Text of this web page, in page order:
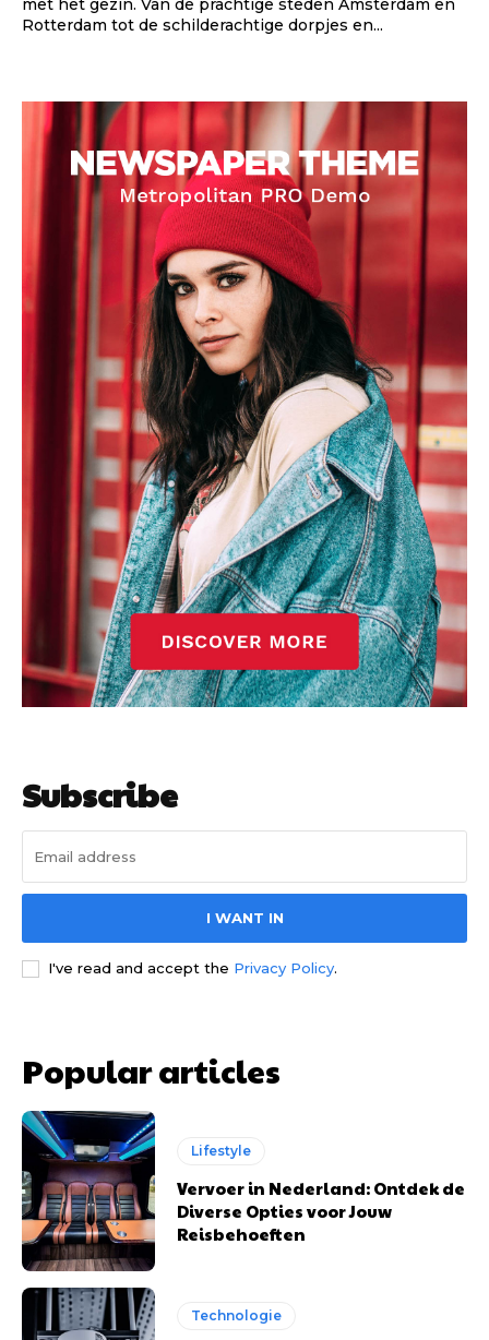
met het gezin. Van de prachtige steden Amsterdam en
Rotterdam tot de schilderachtige dorpjes en...
Subscribe
I WANT IN
I've read and accept the Privacy Policy.
Popular articles
Lifestyle
Vervoer in Nederland: Ontdek de
Diverse Opties voor Jouw
Reisbehoeften
Technologie